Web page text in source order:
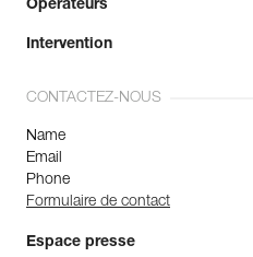
Opérateurs
Intervention
CONTACTEZ-NOUS
Name
Email
Phone
Formulaire de contact
Espace presse